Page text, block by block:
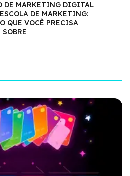
DE MARKETING DIGITAL
DE MARKETING:
QUE VOCÊ PRECISA
SOBRE